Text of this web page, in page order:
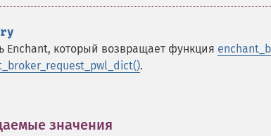
Enchant, который возвращает функция
.
значения